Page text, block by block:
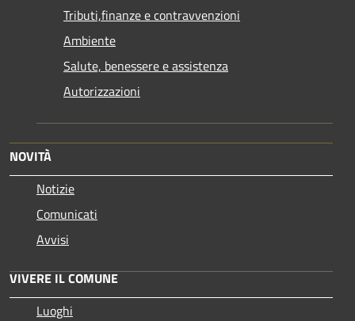
Tributi,finanze e contravvenzioni
Ambiente
Salute, benessere e assistenza
Autorizzazioni
NOVITÀ
Notizie
Comunicati
Avvisi
VIVERE IL COMUNE
Luoghi